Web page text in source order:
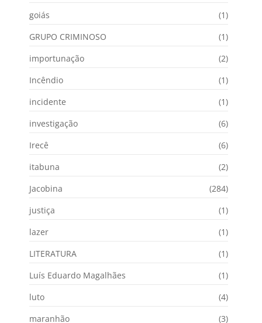
goiás
(1)
GRUPO CRIMINOSO
(1)
importunação
(2)
Incêndio
(1)
incidente
(1)
investigação
(6)
Irecê
(6)
itabuna
(2)
Jacobina
(284)
justiça
(1)
lazer
(1)
LITERATURA
(1)
Luís Eduardo Magalhães
(1)
luto
(4)
maranhão
(3)